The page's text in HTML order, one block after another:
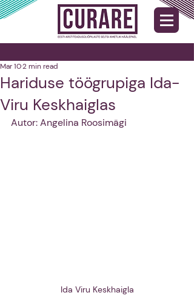
Hariduse töögrupiga Ida-
Viru Keskhaiglas
Mar 102 min read
Autor: Angelina Roosimägi
Ida Viru Keskhaigla